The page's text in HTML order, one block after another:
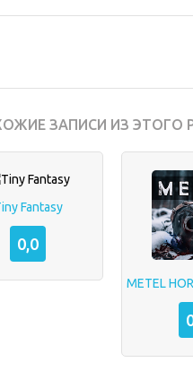
ЗАПИСИ ИЗ ЭТОГО
Fantasy
0,0
METEL